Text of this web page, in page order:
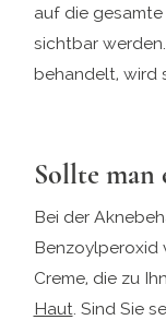
auf die
sichtbar
behandelt, wird
Sollte man
Bei der
Benzoylperoxid
Creme, die zu
Haut . Sind Sie